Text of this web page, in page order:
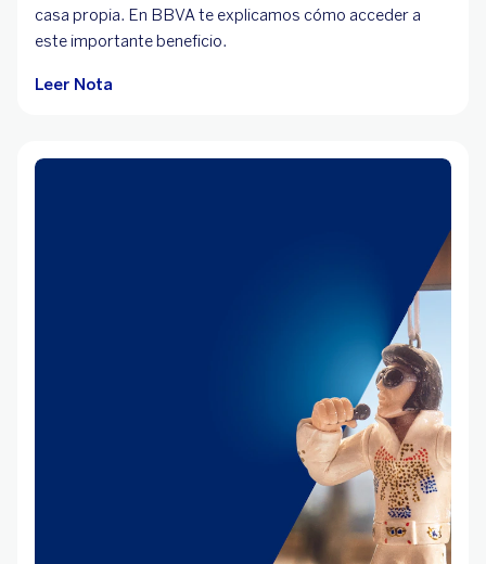
casa propia. En BBVA te explicamos cómo acceder a
este importante beneficio.
Leer Nota